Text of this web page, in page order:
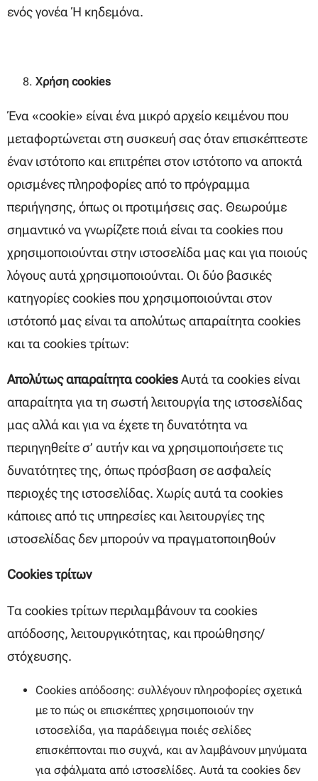
ενός γονέα ή κηδεμόνα.
Χρήση cookies
Ένα «cookie» είναι ένα μικρό αρχείο κειμένου που
μεταφορτώνεται στη συσκευή σας όταν επισκέπτεστε
έναν ιστότοπο και επιτρέπει στον ιστότοπο να αποκτά
ορισμένες πληροφορίες από το πρόγραμμα
περιήγησης, όπως οι προτιμήσεις σας. Θεωρούμε
σημαντικό να γνωρίζετε ποιά είναι τα cookies που
χρησιμοποιούνται στην ιστοσελίδα μας και για ποιούς
λόγους αυτά χρησιμοποιούνται. Οι δύο βασικές
κατηγορίες cookies που χρησιμοποιούνται στον
ιστότοπό μας είναι τα απολύτως απαραίτητα cookies
και τα cookies τρίτων:
Απολύτως απαραίτηταcookiesΑυτά τα cookies είναι
απαραίτητα για τη σωστή λειτουργία της ιστοσελίδας
μας αλλά και για να έχετε τη δυνατότητα να
περιηγηθείτε σ’ αυτήν και να χρησιμοποιήσετε τις
δυνατότητες της, όπως πρόσβαση σε ασφαλείς
περιοχές της ιστοσελίδας. Χωρίς αυτά τα cookies
κάποιες από τις υπηρεσίες και λειτουργίες της
ιστοσελίδας δεν μπορούν να πραγματοποιηθούν
Cookiesτρίτων
Τα cookies τρίτων περιλαμβάνουν τα cookies
απόδοσης, λειτουργικότητας, και προώθησης/
στόχευσης.
Cookies απόδοσης: συλλέγουν πληροφορίες σχετικά
με το πώς οι επισκέπτες χρησιμοποιούν την
ιστοσελίδα, για παράδειγμα ποιές σελίδες
επισκέπτονται πιο συχνά, και αν λαμβάνουν μηνύματα
για σφάλματα από ιστοσελίδες. Αυτά τα cookies δεν